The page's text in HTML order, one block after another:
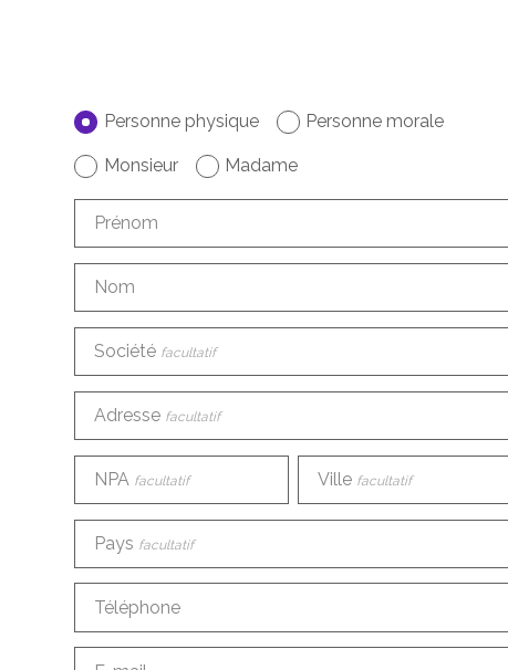
Personne physique Personne morale
Monsieur Madame
Prénom
Nom
Société facultatif
Adresse facultatif
NPA facultatif Ville facultatif
Pays facultatif
Téléphone